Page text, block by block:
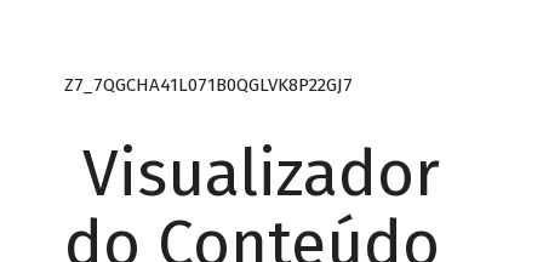
Z7_7QGCHA41L071B0QGLVK8P22GJ7
Visualizador
do Conteúdo